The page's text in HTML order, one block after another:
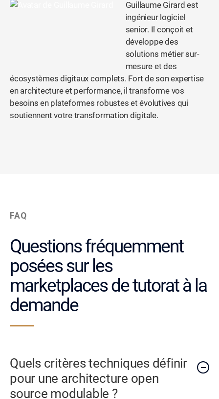
Guillaume Girard est
ingénieur logiciel
senior. Il conçoit et
développe des
solutions métier sur-
mesure et des
écosystèmes digitaux complets. Fort de son expertise
en architecture et performance, il transforme vos
besoins en plateformes robustes et évolutives qui
soutiennent votre transformation digitale.
FAQ
Questions fréquemment
posées sur les
marketplaces de tutorat à la
demande
Quels critères techniques définir
pour une architecture open
source modulable ?